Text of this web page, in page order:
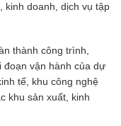
kinh doanh, dịch vụ tập
thành công trình,
đoạn vận hành của dự
tế, khu công nghệ
khu sản xuất, kinh